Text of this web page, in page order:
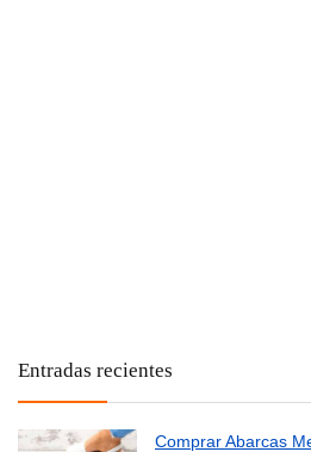
Entradas recientes
Comprar Abarcas